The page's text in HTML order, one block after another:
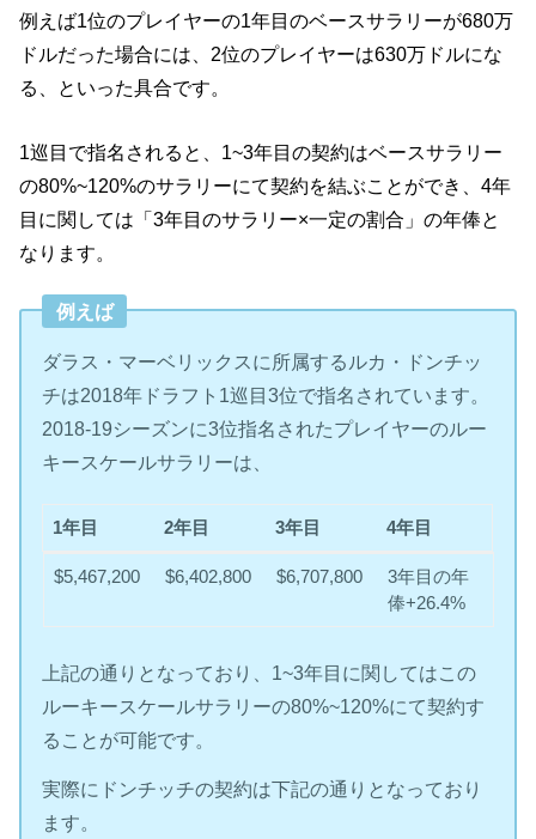
例えば1位のプレイヤーの1年目のベースサラリーが680万
ドルだった場合には、2位のプレイヤーは630万ドルにな
る、といった具合です。
1巡目で指名されると、1~3年目の契約はベースサラリー
の80%~120%のサラリーにて契約を結ぶことができ、4年
目に関しては「3年目のサラリー×一定の割合」の年俸と
なります。
例えば
ダラス・マーベリックスに所属するルカ・ドンチッ
チは2018年ドラフト1巡目3位で指名されています。
2018-19シーズンに3位指名されたプレイヤーのルー
キースケールサラリーは、
1年目 2年目 3年目
4年目
1年目
2年目 3年目 4年目
$5,467,200 $6,402,800 $6,707,800
3年目の年
俸+26.4%
上記の通りとなっており、1~3年目に関してはこの
ルーキースケールサラリーの80%~120%にて契約す
ることが可能です。
実際にドンチッチの契約は下記の通りとなっており
ます。